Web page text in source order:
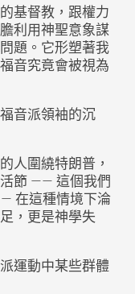
基督教，跟權力
利用神聖意象謀
題。它形塑著我
音究竟會被視為
音派領袖的沉
人圍繞特朗普，
節 —— 這個我們
在這種情境下淪
，更是神學失
運動中某些群體